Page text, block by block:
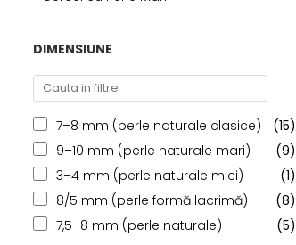
Brose cu Perle
DIMENSIUNE
7–8 mm (perle naturale clasice)
(15)
9–10 mm (perle naturale mari)
(9)
3–4 mm (perle naturale mici)
(1)
8/5 mm (perle formă lacrimă)
(8)
7,5–8 mm (perle naturale)
(5)